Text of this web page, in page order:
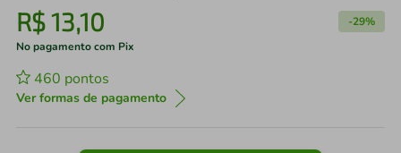
R$13,10 -29%
No pagamento com Pix
460 pontos
Ver formas de pagamento